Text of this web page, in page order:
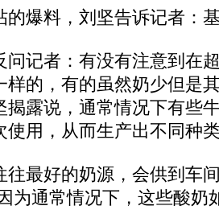
爆料，刘坚告诉记者：
记者：有没有注意到在
样的，有的虽然奶少但是
揭露说，通常情况下有些
使用，从而生产出不同种
最好的奶源，会供到车
为通常情况下，这些酸奶